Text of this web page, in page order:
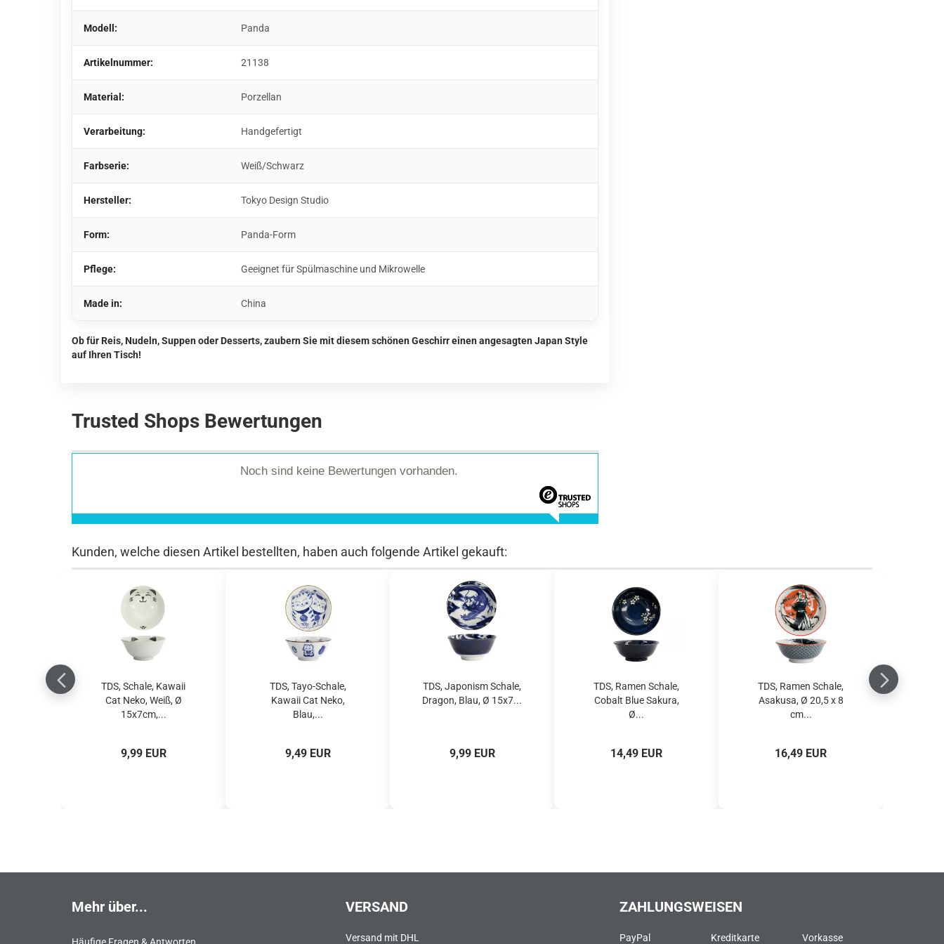
Modell: Panda
Artikelnummer: 21138
Material: Porzellan
Verarbeitung: Handgefertigt
Farbserie: Weiß/Schwarz
Hersteller: Tokyo Design Studio
Form: Panda-Form
Pflege: Geeignet für Spülmaschine und Mikrowelle
Made in: China
Ob für Reis, Nudeln, Suppen oder Desserts, zaubern Sie mit diesem schönen Geschirr einen angesagten Japan Style
auf Ihren Tisch!
Trusted Shops Bewertungen
Noch sind keine Bewertungen vorhanden.
Kunden, welche diesen Artikel bestellten, haben auch folgende Artikel gekauft:
TDS, Schale, Kawaii
Cat Neko, Weiß, Ø
15x7cm,...
9,99 EUR
TDS, Tayo-Schale,
Kawaii Cat Neko,
Blau,...
9,49 EUR
TDS, Japonism Schale,
Dragon, Blau, Ø 15x7...
9,99 EUR
TDS, Ramen Schale,
Cobalt Blue Sakura,
Ø...
14,49 EUR
TDS, Ramen Schale,
Asakusa, Ø 20,5 x 8
cm...
16,49 EUR
Mehr über... VERSAND
Versand mit DHL
ZAHLUNGSWEISEN
PayPal Kreditkarte Vorkasse